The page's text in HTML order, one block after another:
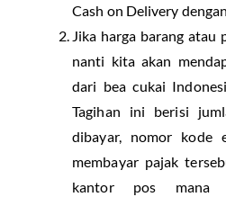
Cash on Delivery
Jika harga barang atau
nanti kita akan
dari bea cukai
Tagihan ini berisi
dibayar, nomor kode
membayar pajak
kantor pos mana